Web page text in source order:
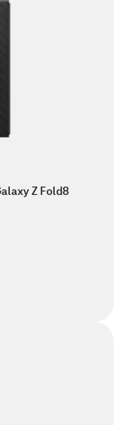
Z Fold8